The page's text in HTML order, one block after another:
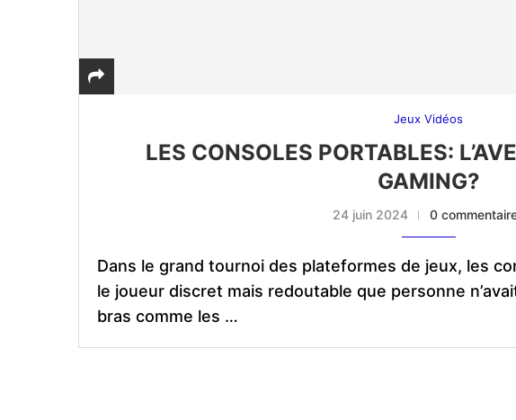
Jeux Vidéos
LES CONSOLES PORTABLES:
GAMING?
24 juin 2024 0
Dans le grand tournoi des plateformes de jeux, les
le joueur discret mais redoutable que personne
bras comme les …